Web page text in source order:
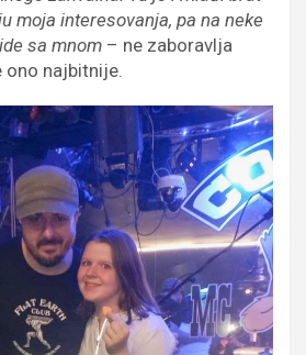
moja interesovanja, pa na neke
sa mnom – ne zaboravlja
ono najbitnije.